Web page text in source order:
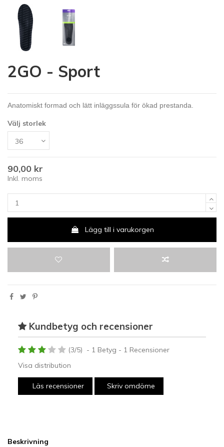
2GO - Sport
Anatomiskt formad och lätt inläggssula för ökad prestanda.
Välj storlek
90,00 kr
Inkl. moms
Lägg till i varukorgen
Kundbetyg och recensioner
(3/5) - 1 Betyg - 1 Recensioner
Visa distribution
Läs recensioner Skriv omdöme
Beskrivning